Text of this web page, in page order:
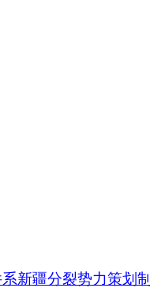
新疆分裂势力策划